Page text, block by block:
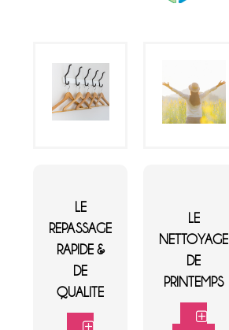
LE
REPASSAGE
RAPIDE &
DE
QUALITE
LE
NETTOYAGE
DE
PRINTEMPS